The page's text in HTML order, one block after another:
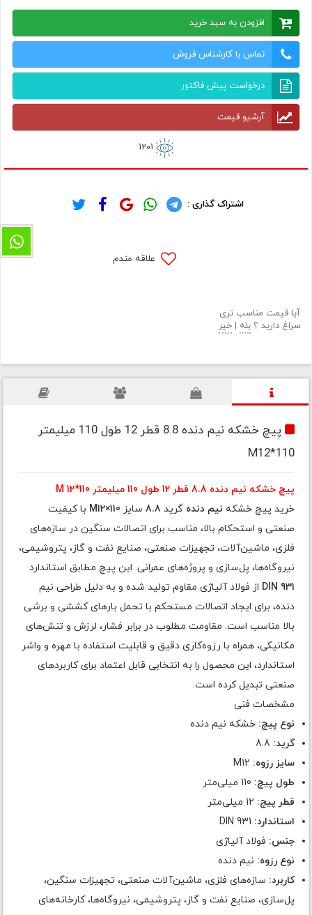
افزودن به سبد خرید
تماس با کارشناس فروش
درخواست پیش فاکتور
آرشیو قیمت
1201
اشتراک گذاری :
علاقه مندم
آیا قیمت مناسب تری
سراغ دارید ؟ بله | خیر
پیچ خشکه نیم دنده 8.8 قطر 12 طول 110 میلیمتر
M12*110
پیچ خشکه نیم دنده 8.8 قطر 12 طول 110 میلیمتر M 12*110
خرید پیچ خشکه نیم دنده گرید 8.8 سایز M12×110 با کیفیت
صنعتی و استحکام بالا، مناسب برای اتصالات سنگین در سازه‌های
فلزی، ماشین‌آلات، تجهیزات صنعتی، صنایع نفت و گاز، پتروشیمی،
نیروگاه‌ها، پل‌سازی و پروژه‌های عمرانی. این پیچ مطابق استاندارد
DIN 931 از فولاد آلیاژی مقاوم تولید شده و به دلیل طراحی نیم
دنده، برای ایجاد اتصالات مستحکم با تحمل بارهای کششی و برشی
بالا مناسب است. مقاومت مطلوب در برابر فشار، لرزش و تنش‌های
مکانیکی، همراه با رزوه‌کاری دقیق و قابلیت استفاده با مهره و واشر
استاندارد، این محصول را به انتخابی قابل اعتماد برای کاربردهای
صنعتی تبدیل کرده است.
مشخصات فنی
نوع پیچ: خشکه نیم دنده
گرید:
سایز رزوه:
طول پیچ:
قطر پیچ:
استاندارد:
جنس: فولاد آلیاژی
نوع رزوه: نیم دنده
کاربرد: سازه‌های فلزی، ماشین‌آلات صنعتی، تجهیزات سنگین،
پل‌سازی، صنایع نفت و گاز، پتروشیمی، نیروگاه‌ها، کارخانه‌های